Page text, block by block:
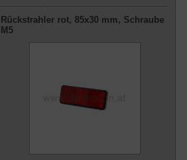
Rückstrahler rot, 85x30 mm, Schraube
M5